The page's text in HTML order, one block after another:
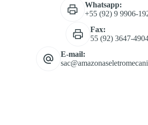
Whatsapp:
+55 (92) 9 9906-
Fax:
55 (92) 3647-
E-mail: